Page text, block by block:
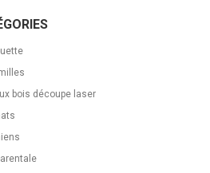
bois découpe laser